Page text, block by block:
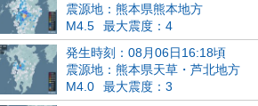
震源地：熊本県熊本地方
M4.5
最大震度：4
発生時刻：08月06日16:18頃
震源地：熊本県天草・芦北地方
M4.0
最大震度：3